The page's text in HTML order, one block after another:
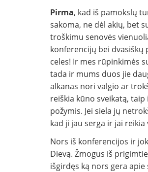
Pirma, kad iš pamokslų
sakoma, ne dėl akių, bet
troškimu senovės
konferencijų bei dvasiškų
celes! Ir mes rūpinkimės
tada ir mums duos jie
alkanas nori valgio ar
reiškia kūno sveikatą,
požymis. Jei siela jų
kad ji jau serga ir jai reikia
Nors iš konferencijos ir
Dievą. Žmogus iš
išgirdęs ką nors gera